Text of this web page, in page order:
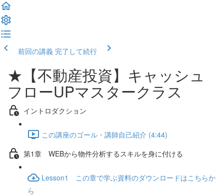
前回の講義 完了して続行
★【不動産投資】キャッシュ
フローUPマスタークラス
イントロダクション
この講座のゴール・講師自己紹介 (4:44)
第1章 WEBから物件分析するスキルを身に付ける
Lesson1 この章で学ぶ資料のダウンロードはこちらか
ら